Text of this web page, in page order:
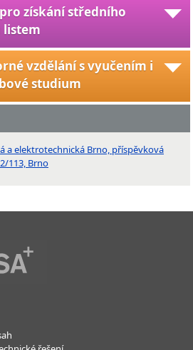
získání středního
listem
vzdělání s vyučením i
studium
a elektrotechnická Brno, příspěvková
113, Brno